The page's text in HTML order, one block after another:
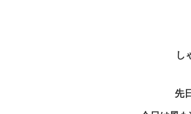
し
先